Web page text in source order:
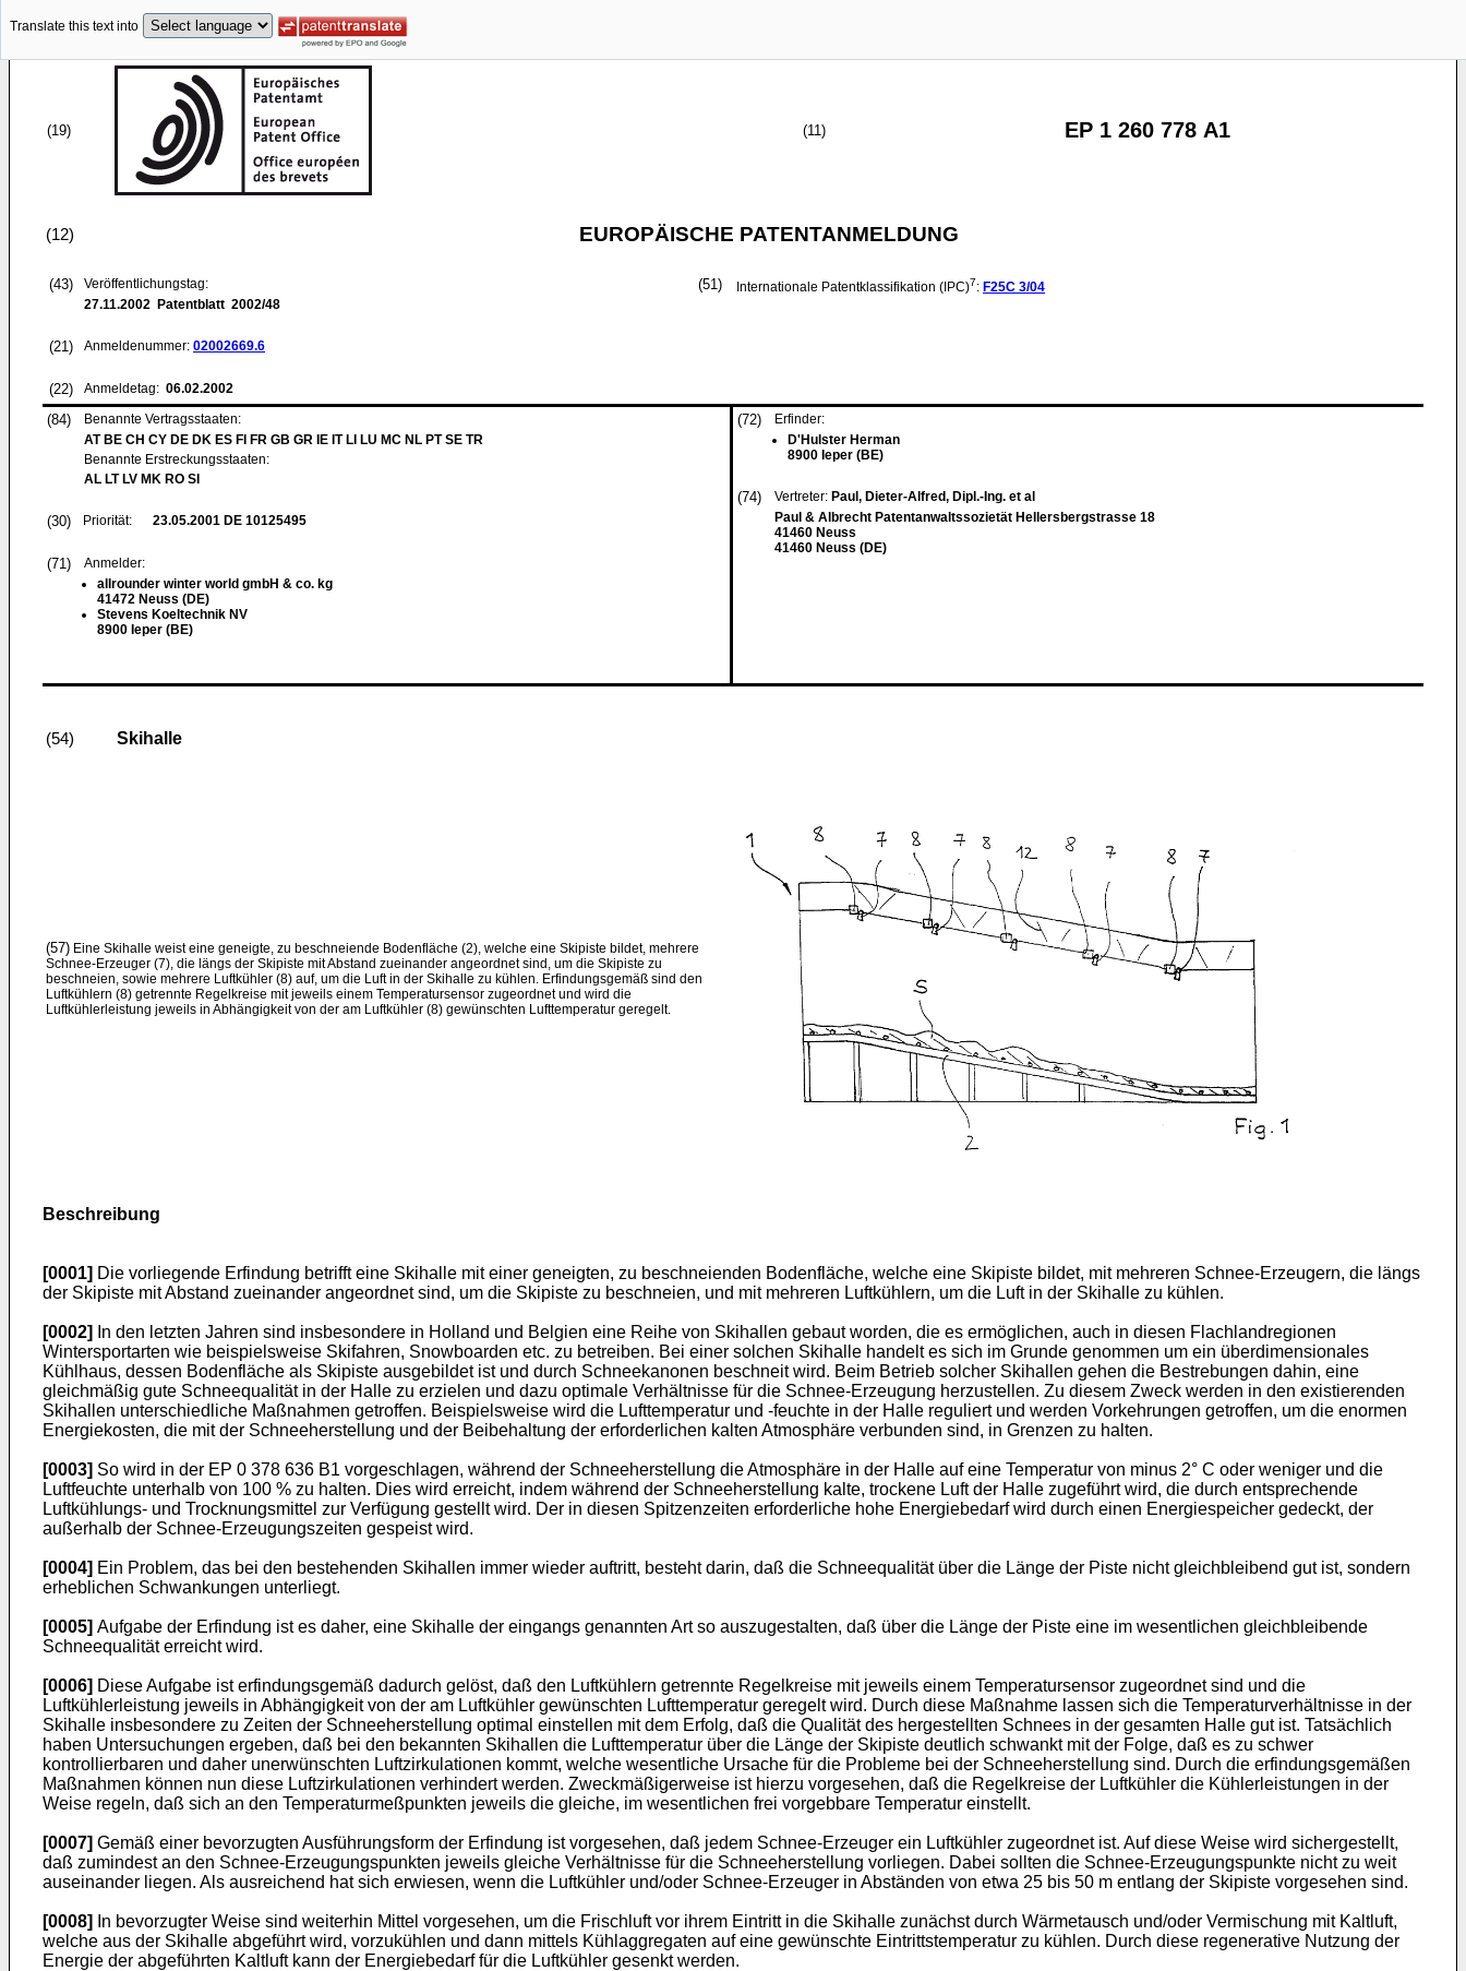
Translate this text into
(19) (11) EP 1 260 778 A1
(12) EUROPÄISCHE PATENTANMELDUNG
(43)
Veröffentlichungstag:
27.11.2002 Patentblatt 2002/48
(21) Anmeldenummer: 02002669.6
(22) Anmeldetag: 06.02.2002
(51) Internationale Patentklassifikation (IPC)7: F25C 3/04
(84)
Benannte Vertragsstaaten:
AT BE CH CY DE DK ES FI FR GB GR IE IT LI LU MC NL PT SE TR
Benannte Erstreckungsstaaten:
AL LT LV MK RO SI
(30) Priorität: 23.05.2001 DE 10125495
(71)
Anmelder:
allrounder winter world gmbH & co. kg
41472 Neuss (DE)
Stevens Koeltechnik NV
8900 Ieper (BE)
(72)
Erfinder:
D'Hulster Herman
8900 Ieper (BE)
(74) Vertreter: Paul, Dieter-Alfred, Dipl.-Ing. et al
Paul & Albrecht Patentanwaltssozietät Hellersbergstrasse 18
41460 Neuss
41460 Neuss (DE)
(54) Skihalle
(57) Eine Skihalle weist eine geneigte, zu beschneiende Bodenfläche (2), welche eine Skipiste bildet, mehrere
Schnee-Erzeuger (7), die längs der Skipiste mit Abstand zueinander angeordnet sind, um die Skipiste zu
beschneien, sowie mehrere Luftkühler (8) auf, um die Luft in der Skihalle zu kühlen. Erfindungsgemäß sind den
Luftkühlern (8) getrennte Regelkreise mit jeweils einem Temperatursensor zugeordnet und wird die
Luftkühlerleistung jeweils in Abhängigkeit von der am Luftkühler (8) gewünschten Lufttemperatur geregelt.
Beschreibung
[0001] Die vorliegende Erfindung betrifft eine Skihalle mit einer geneigten, zu beschneienden Bodenfläche, welche eine Skipiste bildet, mit mehreren Schnee-Erzeugern, die längs
der Skipiste mit Abstand zueinander angeordnet sind, um die Skipiste zu beschneien, und mit mehreren Luftkühlern, um die Luft in der Skihalle zu kühlen.
[0002]
In den letzten Jahren sind insbesondere in Holland und Belgien eine Reihe von Skihallen gebaut worden, die es ermöglichen, auch in diesen Flachlandregionen
Wintersportarten wie beispielsweise Skifahren, Snowboarden etc. zu betreiben. Bei einer solchen Skihalle handelt es sich im Grunde genommen um ein überdimensionales
Kühlhaus, dessen Bodenfläche als Skipiste ausgebildet ist und durch Schneekanonen beschneit wird. Beim Betrieb solcher Skihallen gehen die Bestrebungen dahin, eine
gleichmäßig gute Schneequalität in der Halle zu erzielen und dazu optimale Verhältnisse für die Schnee-Erzeugung herzustellen. Zu diesem Zweck werden in den existierenden
Skihallen unterschiedliche Maßnahmen getroffen. Beispielsweise wird die Lufttemperatur und -feuchte in der Halle reguliert und werden Vorkehrungen getroffen, um die enormen
Energiekosten, die mit der Schneeherstellung und der Beibehaltung der erforderlichen kalten Atmosphäre verbunden sind, in Grenzen zu halten.
[0003] So wird in der EP 0 378 636 B1 vorgeschlagen, während der Schneeherstellung die Atmosphäre in der Halle auf eine Temperatur von minus 2° C oder weniger und die
Luftfeuchte unterhalb von 100 % zu halten. Dies wird erreicht, indem während der Schneeherstellung kalte, trockene Luft der Halle zugeführt wird, die durch entsprechende
Luftkühlungs- und Trocknungsmittel zur Verfügung gestellt wird. Der in diesen Spitzenzeiten erforderliche hohe Energiebedarf wird durch einen Energiespeicher gedeckt, der
außerhalb der Schnee-Erzeugungszeiten gespeist wird.
[0004] Ein Problem, das bei den bestehenden Skihallen immer wieder auftritt, besteht darin, daß die Schneequalität über die Länge der Piste nicht gleichbleibend gut ist, sondern
erheblichen Schwankungen unterliegt.
[0005] Aufgabe der Erfindung ist es daher, eine Skihalle der eingangs genannten Art so auszugestalten, daß über die Länge der Piste eine im wesentlichen gleichbleibende
Schneequalität erreicht wird.
[0006] Diese Aufgabe ist erfindungsgemäß dadurch gelöst, daß den Luftkühlern getrennte Regelkreise mit jeweils einem Temperatursensor zugeordnet sind und die
Luftkühlerleistung jeweils in Abhängigkeit von der am Luftkühler gewünschten Lufttemperatur geregelt wird. Durch diese Maßnahme lassen sich die Temperaturverhältnisse in der
Skihalle insbesondere zu Zeiten der Schneeherstellung optimal einstellen mit dem Erfolg, daß die Qualität des hergestellten Schnees in der gesamten Halle gut ist. Tatsächlich
haben Untersuchungen ergeben, daß bei den bekannten Skihallen die Lufttemperatur über die Länge der Skipiste deutlich schwankt mit der Folge, daß es zu schwer
kontrollierbaren und daher unerwünschten Luftzirkulationen kommt, welche wesentliche Ursache für die Probleme bei der Schneeherstellung sind. Durch die erfindungsgemäßen
Maßnahmen können nun diese Luftzirkulationen verhindert werden. Zweckmäßigerweise ist hierzu vorgesehen, daß die Regelkreise der Luftkühler die Kühlerleistungen in der
Weise regeln, daß sich an den Temperaturmeßpunkten jeweils die gleiche, im wesentlichen frei vorgebbare Temperatur einstellt.
[0007] Gemäß einer bevorzugten Ausführungsform der Erfindung ist vorgesehen, daß jedem Schnee-Erzeuger ein Luftkühler zugeordnet ist. Auf diese Weise wird sichergestellt,
daß zumindest an den Schnee-Erzeugungspunkten jeweils gleiche Verhältnisse für die Schneeherstellung vorliegen. Dabei sollten die Schnee-Erzeugungspunkte nicht zu weit
auseinander liegen. Als ausreichend hat sich erwiesen, wenn die Luftkühler und/oder Schnee-Erzeuger in Abständen von etwa 25 bis 50 m entlang der Skipiste vorgesehen sind.
[0008]
In bevorzugter Weise sind weiterhin Mittel vorgesehen, um die Frischluft vor ihrem Eintritt in die Skihalle zunächst durch Wärmetausch und/oder Vermischung mit Kaltluft,
welche aus der Skihalle abgeführt wird, vorzukühlen und dann mittels Kühlaggregaten auf eine gewünschte Eintrittstemperatur zu kühlen. Durch diese regenerative Nutzung der
Energie der abgeführten Kaltluft kann der Energiebedarf für die Luftkühler gesenkt werden.